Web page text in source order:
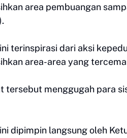
area pembuangan
terinspirasi dari aksi
area-area yang
tersebut menggugah para
dipimpin langsung oleh